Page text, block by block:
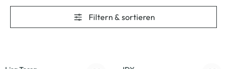
Filtern & sortieren